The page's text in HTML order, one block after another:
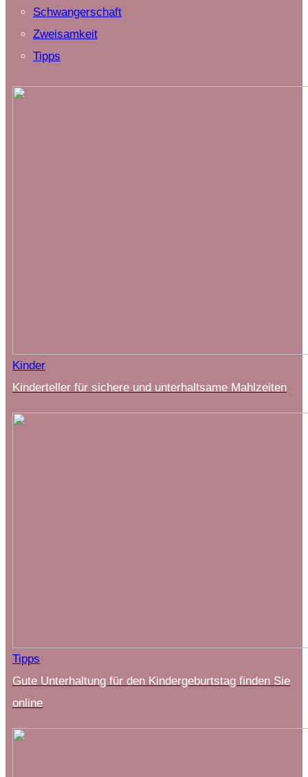
Schwangerschaft
Zweisamkeit
Tipps
Kinder
Kinderteller für sichere und unterhaltsame Mahlzeiten
Tipps
Gute Unterhaltung für den Kindergeburtstag finden Sie
online